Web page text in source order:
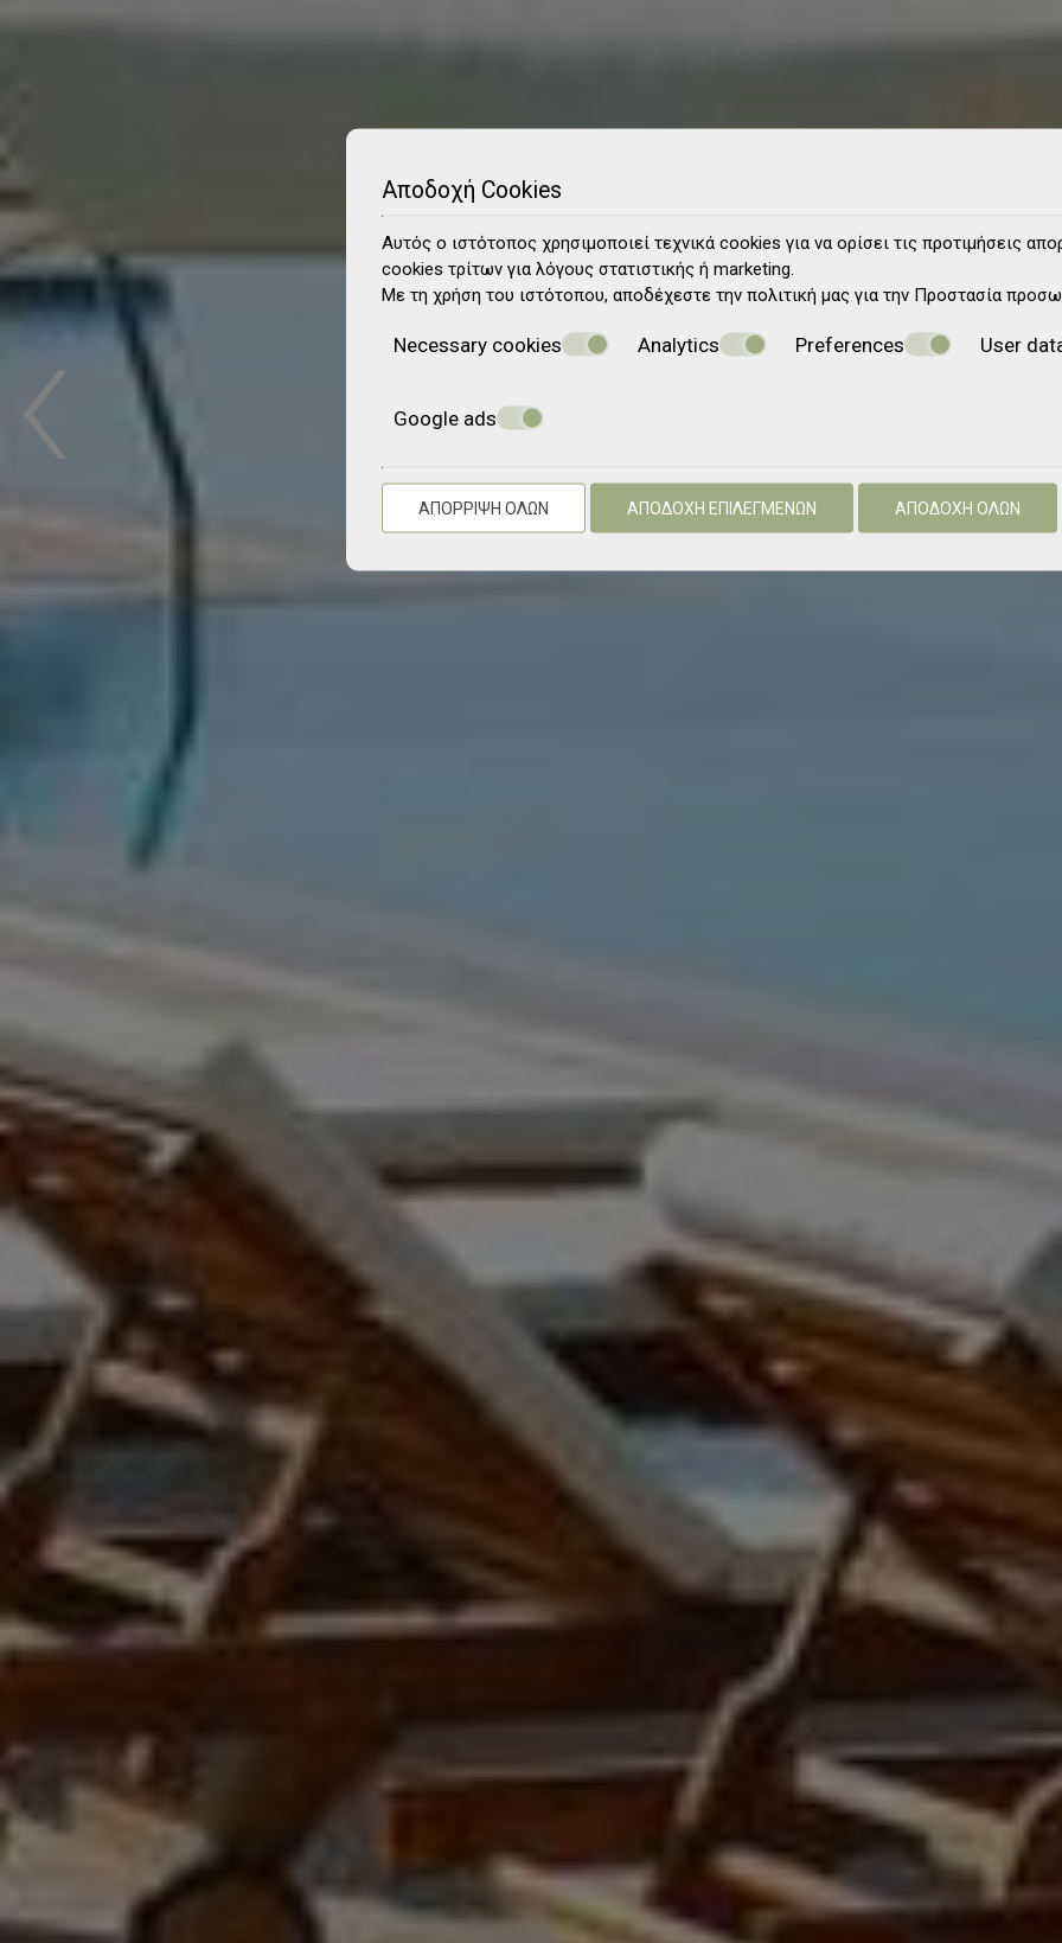
‹
Αποδοχή Cookies
Αυτός ο ιστότοπος χρησιμοποιεί τεχνικά cookies για να ορίσει τις προτιμήσεις
cookies τρίτων για λόγους στατιστικής ή marketing.
Με τη χρήση του ιστότοπου, αποδέχεστε την πολιτική μας για την Προστασία
Necessary cookies Analytics Preferences User
Google ads
ΑΠΌΡΡΙΨΗ ΌΛΩΝ ΑΠΟΔΟΧΉ ΕΠΙΛΕΓΜΈΝΩΝ ΑΠΟΔΟΧΉ ΌΛΩΝ